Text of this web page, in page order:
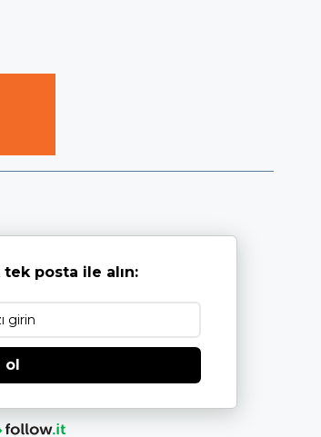
posta ile alın:
ol